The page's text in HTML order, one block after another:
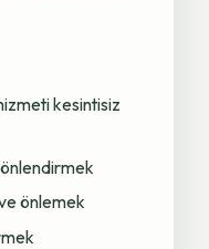
kesintisiz
önlemek